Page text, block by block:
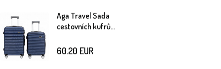
Aga Travel Sada
cestovních kufrů
Modrá
60.20 EUR